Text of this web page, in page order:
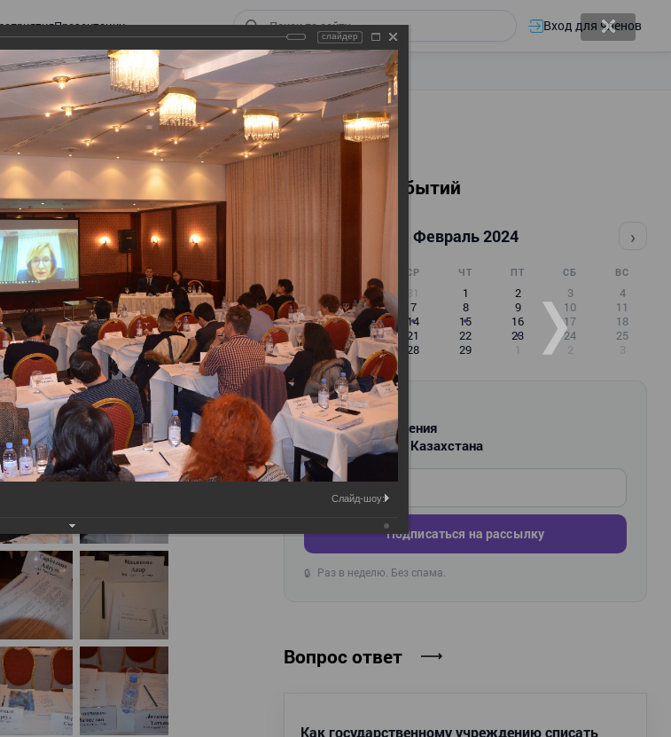
Презентации Вход для членов
Календарь событий
Февраль 2024 ›
СР ЧТ ПТ СБ ВС
30 31 1 2 3
4
5
6 7 8 9 10
11
12
13 14 15 16 17
18
19
20 21 22 23 24
25
26
27 28 29 1 2 3
РАССЫЛКА
Новости и изменения
для бухгалтеров Казахстана
Введите ваш e-mail
Подписаться на рассылку
🔒 Раз в неделю. Без спама.
Вопрос ответ
Как государственному учреждению списать
слайдер
Слайд-шоу: